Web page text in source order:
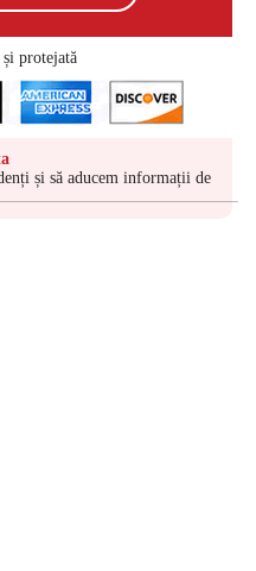
protejată
și să aducem informații de